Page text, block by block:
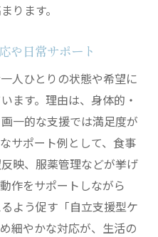
ります。
や日常サポート
人ひとりの状態や希望に
ます。理由は、身体的・
一的な支援では満足度が
サポート例として、食事
映、服薬管理などが挙げ
作をサポートしながら
よう促す「自立支援型ケ
細やかな対応が、生活の